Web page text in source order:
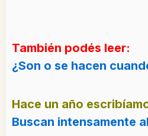
También podés leer:
¿Son o se hacen
Hace un año
Buscan intensamente